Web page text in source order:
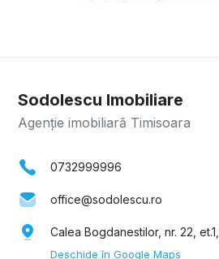
Sodolescu Imobiliare
Agenție imobiliară Timisoara
0732999996
office@sodolescu.ro
Calea Bogdanestilor, nr. 22,
Deschide în Google Maps